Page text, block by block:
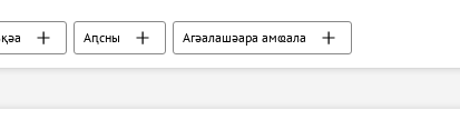
Аԥсны Агәалашәара амҩала